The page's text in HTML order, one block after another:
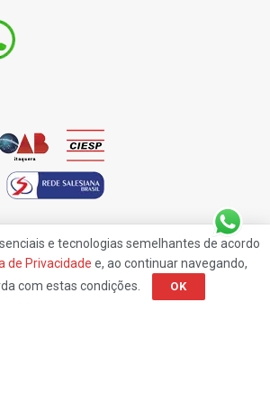
Contato
e tecnologias semelhantes de acordo
de Privacidade e, ao continuar navegando,
com estas condições.
OK